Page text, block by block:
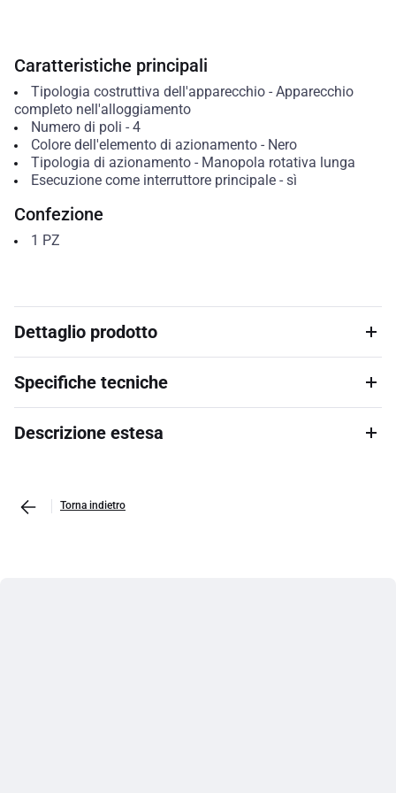
Caratteristiche principali
Tipologia costruttiva dell'apparecchio- Apparecchio
completo nell'alloggiamento
Numero di poli - 4
Colore dell'elemento di azionamento- Nero
Tipologia di azionamento- Manopola rotativa lunga
Esecuzione come interruttore principale- sì
Confezione
1 PZ
Dettaglio prodotto
Specifiche tecniche
Descrizione estesa
Torna indietro